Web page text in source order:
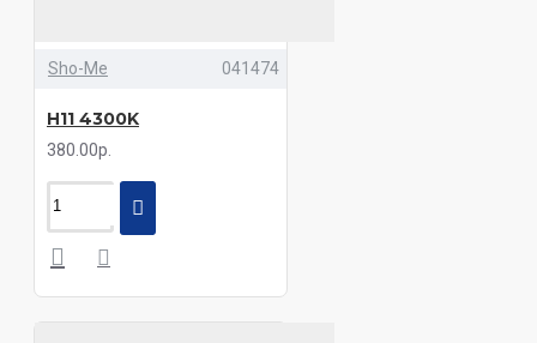
Sho-Me 041474
H11 4300K
380.00р.